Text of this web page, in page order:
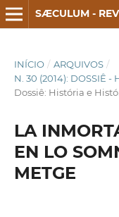
SÆCULUM -
INÍCIO / ARQUIVOS /
N. 30 (2014): DOSSIÊ -
Dossiê: História e
LA
EN LO
METGE